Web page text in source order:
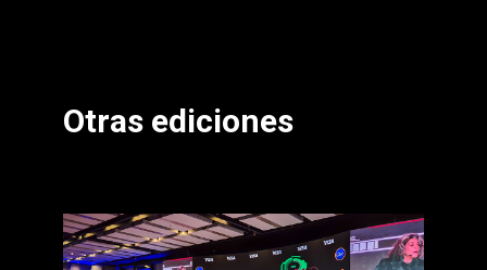
Otras ediciones